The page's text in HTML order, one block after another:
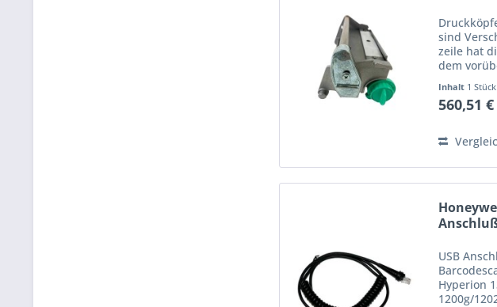
sind
zeile hat
dem
unterliegt
einem
Inhalt 1 Stück
560,51
USB
Hyperion
1200g/